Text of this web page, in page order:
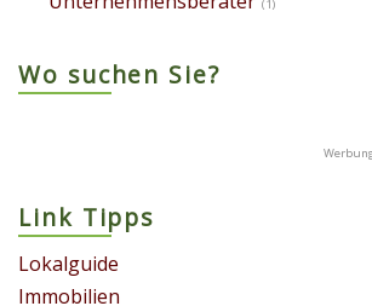
(1)
Wo suchen Sie?
Link Tipps
Lokalguide
Immobilien